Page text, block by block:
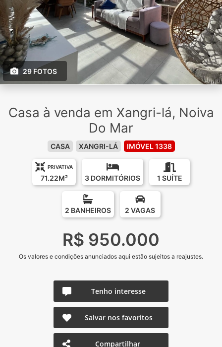
29 FOTOS
Casa à venda em Xangri-lá, Noiva
Do Mar
CASA XANGRI-LÁ IMÓVEL 1338
PRIVATIVA
71.22M² 3 DORMITÓRIOS 1 SUÍTE
2 BANHEIROS 2 VAGAS
R$ 950.000
Os valores e condições anunciados aqui estão sujeitos a reajustes.
Tenho interesse
Salvar nos favoritos
Compartilhar